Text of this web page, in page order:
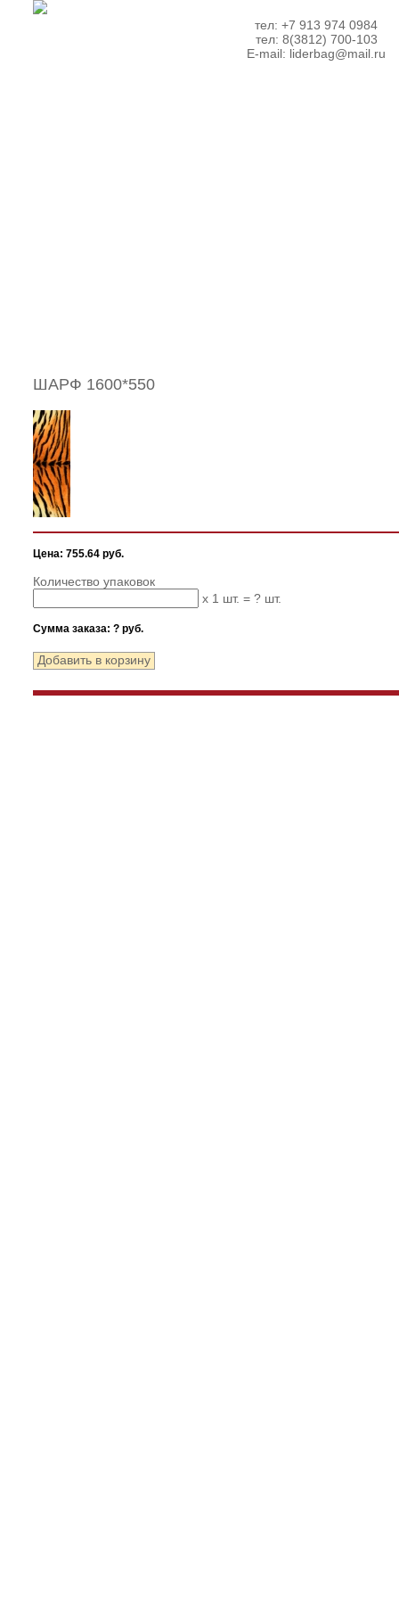
тел: +7 913 974 0984
тел: 8(3812) 700-103
E-mail: liderbag@mail.ru
ШАРФ 1600*550
Цена: 755.64 руб.
Количество упаковок
x 1 шт. = ? шт.
Сумма заказа: ? руб.